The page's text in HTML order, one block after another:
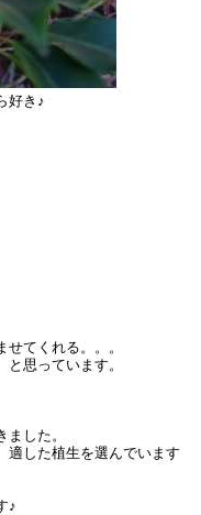
好き♪
てくれる。。。
思っています。
した。
した植生を選んでいます
♪